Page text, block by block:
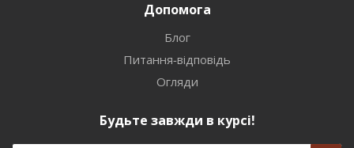
Допомога
Блог
Питання-відповідь
Огляди
Будьте завжди в курсі!